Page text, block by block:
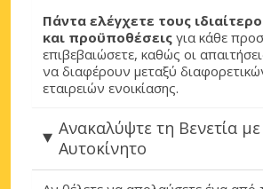
Πάντα ελέγχετε τους
και προϋποθέσεις για κάθε
επιβεβαιώσετε, καθώς οι
να διαφέρουν μεταξύ
εταιρειών ενοικίασης.
Ανακαλύψτε τη Βενετία με
Αυτοκίνητο